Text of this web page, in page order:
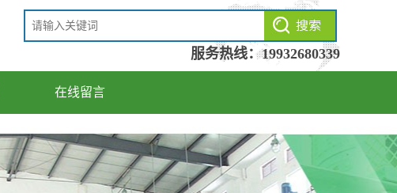
服务热线：19932680339
在线留言